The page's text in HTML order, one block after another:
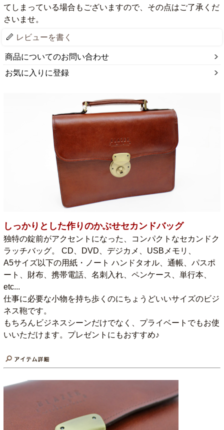
てしまっている場合もございますので、その点はご了承くだ
さいませ。
レビューを書く
商品についてのお問い合わせ
お気に入りに登録
しっかりとした作りのかぶせセカンドバッグ
独特の錠前がアクセントになった、コンパクトなセカンドク
ラッチバッグ。 CD、DVD、デジカメ、USBメモリ、
A5サイズ以下の用紙・ノート ハンドタオル、通帳、パスポ
ート、財布、携帯電話、名刺入れ、ペンケース、単行本、
etc...
仕事に必要な小物を持ち歩くのにちょうどいいサイズのビジ
ネス鞄です。
もちろんビジネスシーンだけでなく、プライベートでもお使
いいただけます。プレゼントにもおすすめ♪